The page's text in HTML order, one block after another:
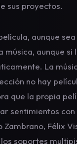
sus proyectos.
aunque
música, aunque
La
no hay
que la propia
sentimientos
Félix
soportes